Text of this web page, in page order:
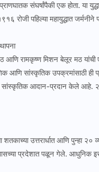
प्राणघातक संघर्षांपैकी एक होता.
रोजी पहिल्या महायुद्धात
आणि रामकृष्ण मिशन बेलूर मठ
आणि सांस्कृतिक उपक्रमांसाठी
आदान-प्रदान केले आहे. २९
उत्तरार्धात आणि पुन्हा २०
प्रदेशात पळून गेले. आधुनिक